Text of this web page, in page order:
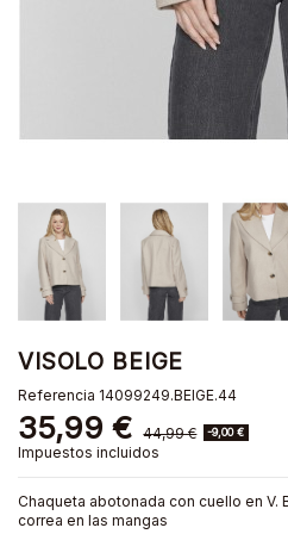
VISOLO BEIGE
Referencia 14099249.BEIGE.44
35,99 € 44,99 € -9,00 €
Impuestos incluidos
Chaqueta abotonada con cuello en
correa en las mangas